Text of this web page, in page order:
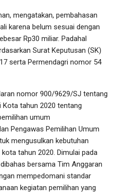
mengatakan, pembahasan
karena belum sesuai dengan
Rp30 miliar. Padahal
Surat Keputusan (SK)
serta Permendagri nomor 54
nomor 900/9629/SJ tentang
Kota tahun 2020 tentang
umum
Pengawas Pemilihan Umum
mengusulkan kebutuhan
tahun 2020. Dimulai pada
bersama Tim Anggaran
mempedomani standar
kegiatan pemilihan yang